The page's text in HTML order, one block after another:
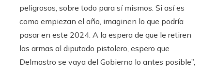
peligrosos, sobre todo para sí mismos. Si así es
como empiezan el año, imaginen lo que podría
pasar en este 2024. A la espera de que le retiren
las armas al diputado pistolero, espero que
Delmastro se vaya del Gobierno lo antes posible”,